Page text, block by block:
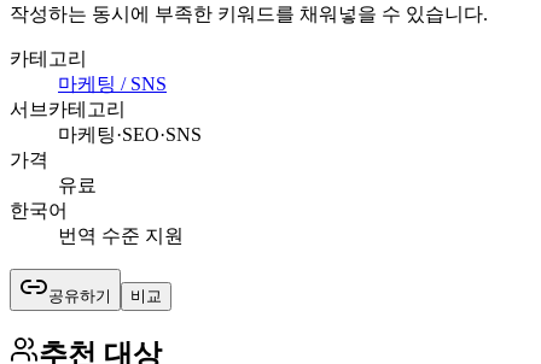
작성하는 동시에 부족한 키워드를 채워넣을 수 있습니다.
카테고리
마케팅 / SNS
서브카테고리
마케팅·SEO·SNS
가격
유료
한국어
번역 수준 지원
공유하기 비교
추천 대상